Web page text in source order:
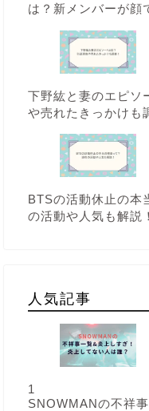
は？新メンバーが顔
下野紘と妻のエピソ
や売れたきっかけも
BTSの活動休止の本
の活動や人気も解説！
人気記事
1
SNOWMANの不祥